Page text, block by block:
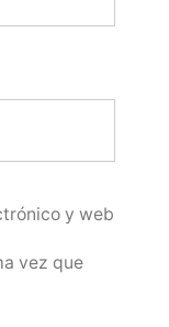
y web
vez que